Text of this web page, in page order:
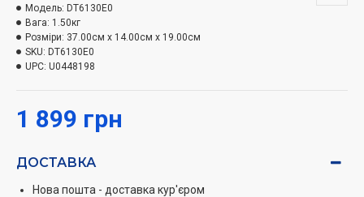
1 899 грн
Модель: DT6130E0
Вага: 1.50кг
Розміри: 37.00см x 14.00см x 19.00см
SKU: DT6130E0
UPC: U0448198
ДОСТАВКА
Нова пошта - доставка кур'єром